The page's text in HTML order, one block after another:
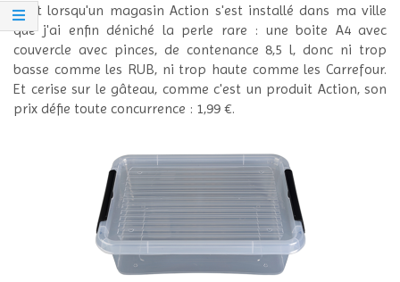
C'est lorsqu'un magasin Action s'est installé dans ma ville
que j'ai enfin déniché la perle rare : une boite A4 avec
couvercle avec pinces, de contenance 8,5 l, donc ni trop
basse comme les RUB, ni trop haute comme les Carrefour.
Et cerise sur le gâteau, comme c'est un produit Action, son
prix défie toute concurrence : 1,99 €.